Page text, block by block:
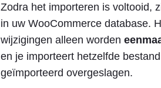
Zodra het importeren is voltooid,
in uw WooCommerce database.
wijzigingen alleen worden
en je importeert hetzelfde
geïmporteerd overgeslagen.